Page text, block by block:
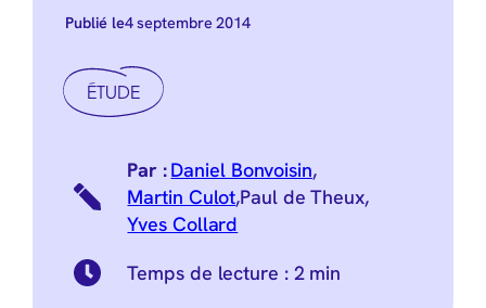
Publié le4 septembre 2014
ÉTUDE
Daniel Bonvoisin,
Martin Culot,Paul de Theux,
Yves Collard
Temps de lecture : 2 min